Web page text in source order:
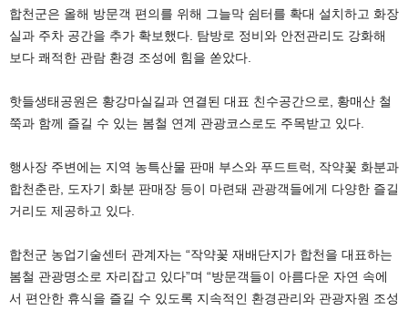
합천군은 올해 방문객 편의를 위해 그늘막 쉼터를 확대 설치하고 화장
실과 주차 공간을 추가 확보했다. 탐방로 정비와 안전관리도 강화해
보다 쾌적한 관람 환경 조성에 힘을 쏟았다.
핫들생태공원은 황강마실길과 연결된 대표 친수공간으로, 황매산 철
쭉과 함께 즐길 수 있는 봄철 연계 관광코스로도 주목받고 있다.
행사장 주변에는 지역 농특산물 판매 부스와 푸드트럭, 작약꽃 화분과
합천춘란, 도자기 화분 판매장 등이 마련돼 관광객들에게 다양한 즐길
거리도 제공하고 있다.
합천군 농업기술센터 관계자는 “작약꽃 재배단지가 합천을 대표하는
봄철 관광명소로 자리잡고 있다”며 “방문객들이 아름다운 자연 속에
서 편안한 휴식을 즐길 수 있도록 지속적인 환경관리와 관광자원 조성